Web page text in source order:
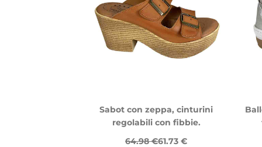
Sabot con zeppa, cinturini
regolabili con fibbie.
64.98 €61.73 €